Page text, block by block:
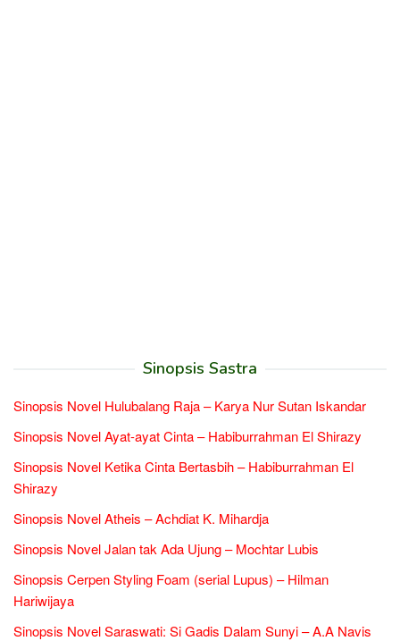
Sinopsis Sastra
Sinopsis Novel Hulubalang Raja – Karya Nur Sutan Iskandar
Sinopsis Novel Ayat-ayat Cinta – Habiburrahman El Shirazy
Sinopsis Novel Ketika Cinta Bertasbih – Habiburrahman El
Shirazy
Sinopsis Novel Atheis – Achdiat K. Mihardja
Sinopsis Novel Jalan tak Ada Ujung – Mochtar Lubis
Sinopsis Cerpen Styling Foam (serial Lupus) – Hilman
Hariwijaya
Sinopsis Novel Saraswati: Si Gadis Dalam Sunyi – A.A Navis